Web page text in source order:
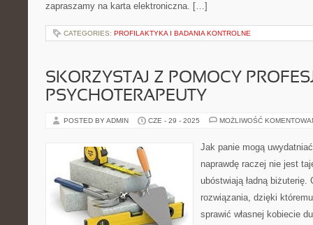
zapraszamy na karta elektroniczna. […]
CATEGORIES: PROFILAKTYKA I BADANIA KONTROLNE
SKORZYSTAJ Z POMOCY
PSYCHOTERAPEUTY
POSTED BY ADMIN CZE - 29 - 2025 MOŻLIWOŚĆ
Jak panie mogą
naprawdę raczej nie jest
ubóstwiają ładną
rozwiązania, dzięki
sprawić własnej kobiecie